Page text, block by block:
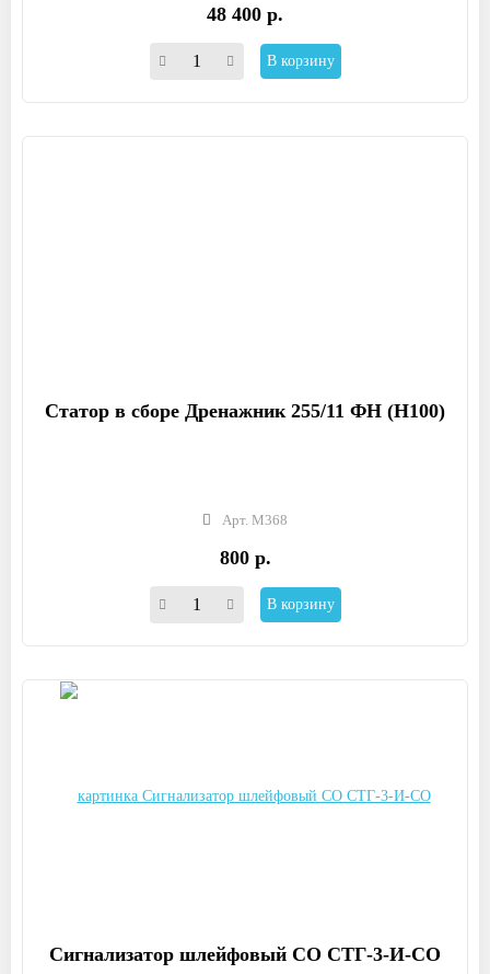
48 400 р.
В корзину
Статор в сборе Дренажник 255/11 ФН (Н100)
Арт. М368
800 р.
В корзину
Сигнализатор шлейфовый СО СТГ-3-И-СО